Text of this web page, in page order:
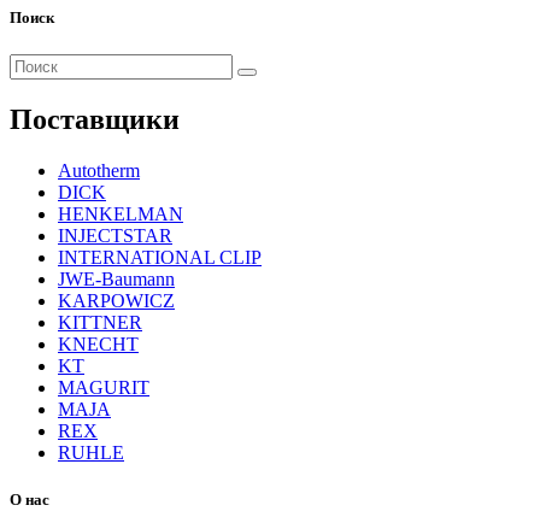
Поиск
Поиск
для:
Поставщики
Autotherm
DICK
HENKELMAN
INJECTSTAR
INTERNATIONAL CLIP
JWE-Baumann
KARPOWICZ
KITTNER
KNECHT
KT
MAGURIT
MAJA
REX
RUHLE
О нас